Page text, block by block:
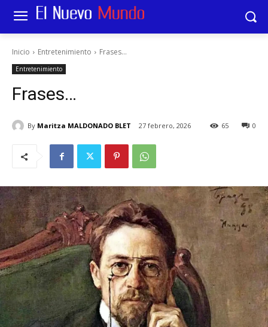
Inicio Entretenimiento Frases...
Entretenimiento
Frases…
By Maritza MALDONADO BLET 27 febrero, 2026 0
65